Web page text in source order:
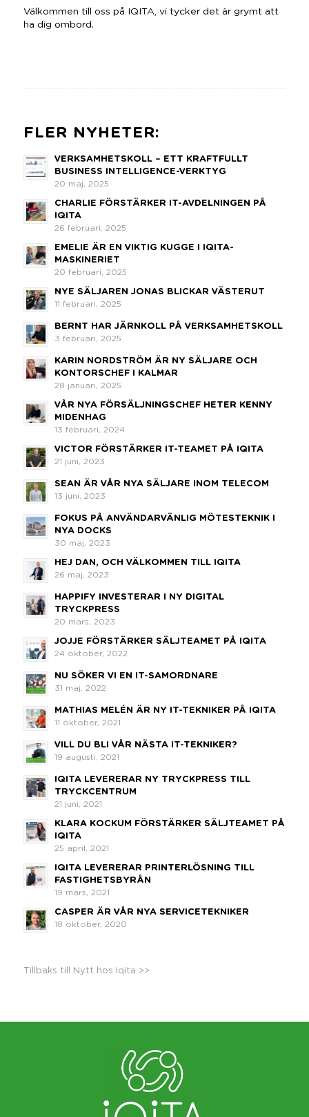
Välkommen till oss på IQITA, vi tycker det är grymt att
ha dig ombord.
FLER NYHETER:
VERKSAMHETSKOLL – ETT KRAFTFULLT
BUSINESS INTELLIGENCE-VERKTYG
20 maj, 2025
CHARLIE FÖRSTÄRKER IT-AVDELNINGEN PÅ
IQITA
26 februari, 2025
EMELIE ÄR EN VIKTIG KUGGE I IQITA-
MASKINERIET
20 februari, 2025
NYE SÄLJAREN JONAS BLICKAR VÄSTERUT
11 februari, 2025
BERNT HAR JÄRNKOLL PÅ VERKSAMHETSKOLL
3 februari, 2025
KARIN NORDSTRÖM ÄR NY SÄLJARE OCH
KONTORSCHEF I KALMAR
28 januari, 2025
VÅR NYA FÖRSÄLJNINGSCHEF HETER KENNY
MIDENHAG
13 februari, 2024
VICTOR FÖRSTÄRKER IT-TEAMET PÅ IQITA
21 juni, 2023
SEAN ÄR VÅR NYA SÄLJARE INOM TELECOM
13 juni, 2023
FOKUS PÅ ANVÄNDARVÄNLIG MÖTESTEKNIK I
NYA DOCKS
30 maj, 2023
HEJ DAN, OCH VÄLKOMMEN TILL IQITA
26 maj, 2023
HAPPIFY INVESTERAR I NY DIGITAL
TRYCKPRESS
20 mars, 2023
JOJJE FÖRSTÄRKER SÄLJTEAMET PÅ IQITA
24 oktober, 2022
NU SÖKER VI EN IT-SAMORDNARE
31 maj, 2022
MATHIAS MELÉN ÄR NY IT-TEKNIKER PÅ IQITA
11 oktober, 2021
VILL DU BLI VÅR NÄSTA IT-TEKNIKER?
19 augusti, 2021
IQITA LEVERERAR NY TRYCKPRESS TILL
TRYCKCENTRUM
21 juni, 2021
KLARA KOCKUM FÖRSTÄRKER SÄLJTEAMET PÅ
IQITA
25 april, 2021
IQITA LEVERERAR PRINTERLÖSNING TILL
FASTIGHETSBYRÅN
19 mars, 2021
CASPER ÄR VÅR NYA SERVICETEKNIKER
18 oktober, 2020
Tillbaks till Nytt hos Iqita >>